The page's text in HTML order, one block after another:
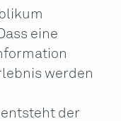
eine
werden
der